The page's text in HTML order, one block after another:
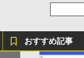
おすすめ記事